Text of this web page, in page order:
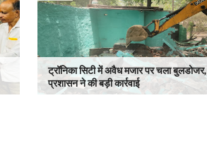
ट्रॉनिका सिटी में अवैध मजार पर चला बुलडोजर,
प्रशासन ने की बड़ी कार्रवाई